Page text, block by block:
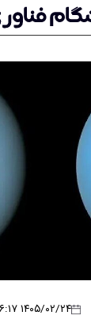
۱۴۰۵/۰۲/۲۴ ۱۸:۴۶:۱۷